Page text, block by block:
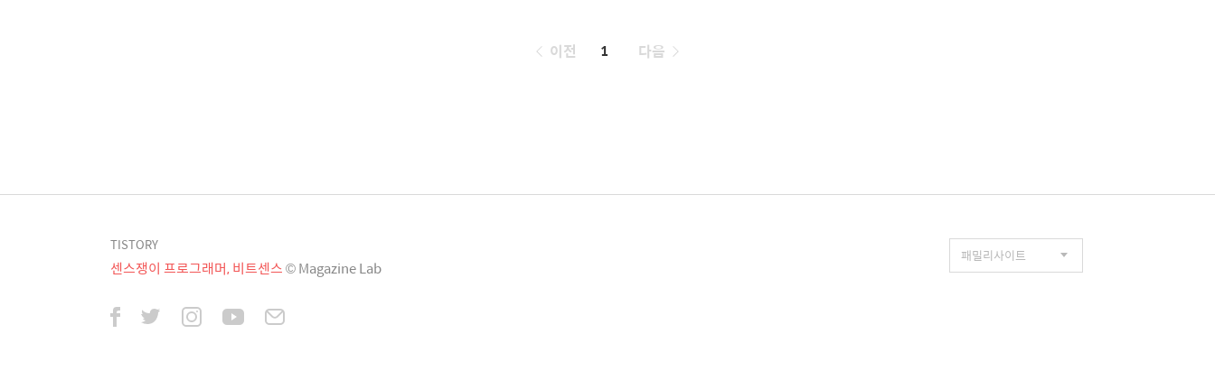
페
이전 1 다음
TISTORY
센스쟁이 프로그래머, 비트센스© Magazine Lab